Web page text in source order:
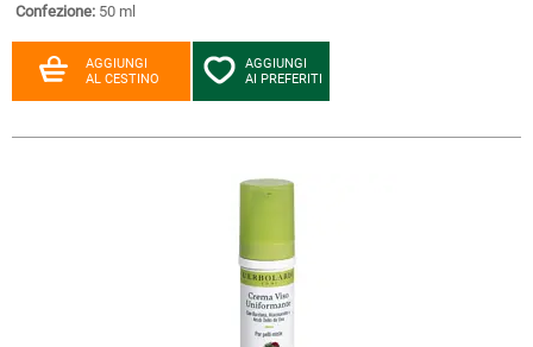
Confezione: 50 ml
AGGIUNGI
AL CESTINO
AGGIUNGI
AI PREFERITI